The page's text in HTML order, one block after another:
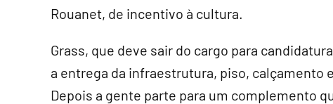
Rouanet, de incentivo à cultura.
Grass, que deve sair do cargo para
a entrega da infraestrutura, piso, calçamento
Depois a gente parte para um complemento